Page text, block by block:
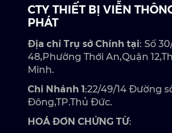
CTY THIẾT BỊ VIỄN
PHÁT
Địa chỉ Trụ sở Chính tại: Số
48,Phường Thới An,Quận
Minh.
Chi Nhánh 1:22/49/14 Đường
Đông,TP.Thủ Đức.
HOÁ ĐƠN CHỨNG TỪ: